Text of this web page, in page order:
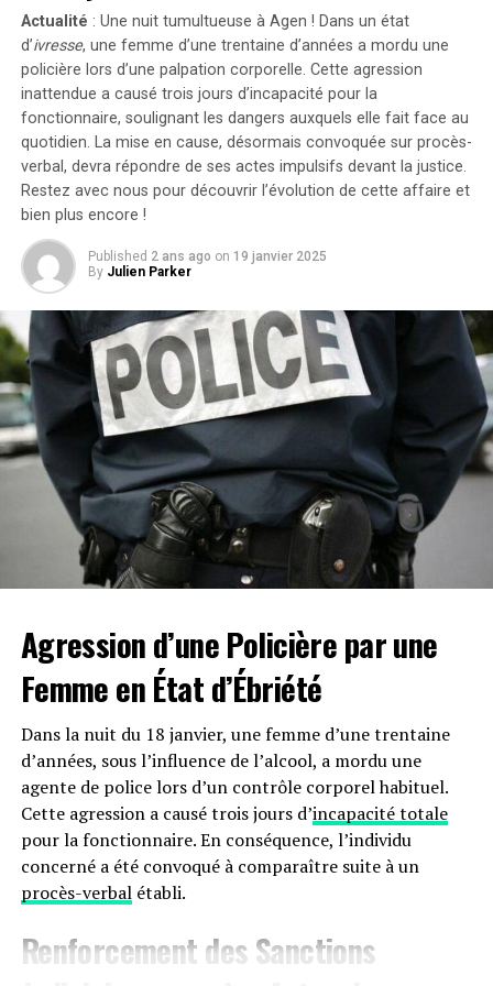
« Elle cherche simplement à tirer profit d’un travail
qu’elle n’a pas conçu », a affirmé l’avocate Brittany
Amadi lors du procès.En 2020, une première plainte
avait été rejetée ; néanmoins, la cour d’appel avait
rouvert l’affaire en considérant qu’il existait un débat
légitime concernant les « similarités substantielles »
entre les deux œuvres.Cette affaire soulève des
questions cruciales sur l’originalité dans le secteur
cinématographique et pourrait avoir des conséquences
significatives sur les droits d’auteur et la propriété
Actualité : Une nuit tumultueuse à Agen ! Dans un état
d’ivresse, une femme d’une trentaine d’années a mordu une
policière lors d’une palpation corporelle. Cette agression
inattendue a causé trois jours d’incapacité pour la
fonctionnaire, soulignant les dangers auxquels elle fait face au
quotidien. La mise en cause, désormais convoquée sur procès-
verbal, devra répondre de ses actes impulsifs devant la justice.
Restez avec nous pour découvrir l’évolution de cette affaire et
bien plus encore !
Published 2 ans ago on 19 janvier 2025
By Julien Parker
Agression d’une Policière par une
Femme en État d’Ébriété
Dans la nuit du 18 janvier, une femme d’une trentaine
d’années, sous l’influence de l’alcool, a mordu une
agente de police lors d’un contrôle corporel habituel.
Cette agression a causé trois jours d’incapacité totale
pour la fonctionnaire. En conséquence, l’individu
concerné a été convoqué à comparaître suite à un
procès-verbalétabli.
Renforcement des Sanctions